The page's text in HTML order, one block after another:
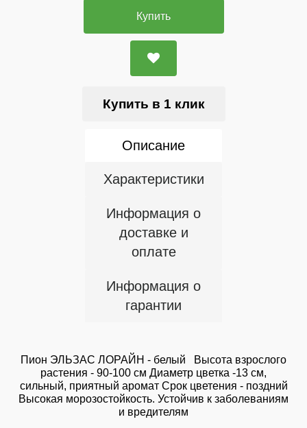
Купить
Купить в 1 клик
Описание
Характеристики
Информация о
доставке и
оплате
Информация о
гарантии
Пион ЭЛЬЗАС ЛОРАЙН - белый Высота взрослого
растения - 90-100 см Диаметр цветка -13 см,
сильный, приятный аромат Срок цветения - поздний
Высокая морозостойкость. Устойчив к заболеваниям
и вредителям